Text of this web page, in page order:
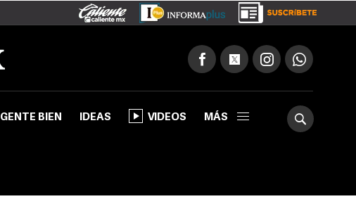
GENTE BIEN IDEAS VIDEOS MÁS